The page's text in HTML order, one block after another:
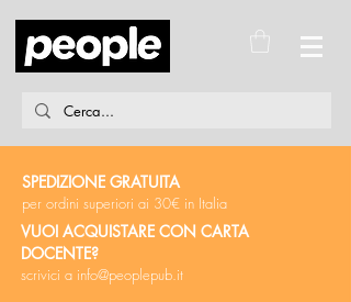
SPEDIZIONE GRATUITA
per ordini superiori ai 30€ in Italia
VUOI ACQUISTARE CON CARTA
DOCENTE?
scrivici a info@peoplepub.it